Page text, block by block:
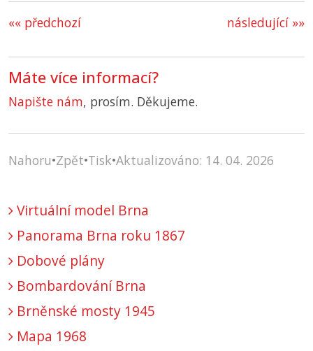
«« předchozí následující »»
Máte více informací?
Napište nám, prosím. Děkujeme.
Nahoru•Zpět•Tisk•Aktualizováno: 14. 04. 2026
Virtuální model Brna
Panorama Brna roku 1867
Dobové plány
Bombardování Brna
Brněnské mosty 1945
Mapa 1968